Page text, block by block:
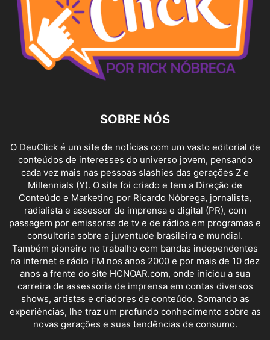
SOBRE NÓS
O DeuClick é um site de notícias com um vasto editorial de
conteúdos de interesses do universo jovem, pensando
cada vez mais nas pessoas slashies das gerações Z e
Millennials (Y). O site foi criado e tem a Direção de
Conteúdo e Marketing por Ricardo Nóbrega, jornalista,
radialista e assessor de imprensa e digital (PR), com
passagem por emissoras de tv e de rádios em programas e
consultoria sobre a juventude brasileira e mundial.
Também pioneiro no trabalho com bandas independentes
na internet e rádio FM nos anos 2000 e por mais de 10 dez
anos a frente do site HCNOAR.com, onde iniciou a sua
carreira de assessoria de imprensa em contas diversos
shows, artistas e criadores de conteúdo. Somando as
experiências, lhe traz um profundo conhecimento sobre as
novas gerações e suas tendências de consumo.